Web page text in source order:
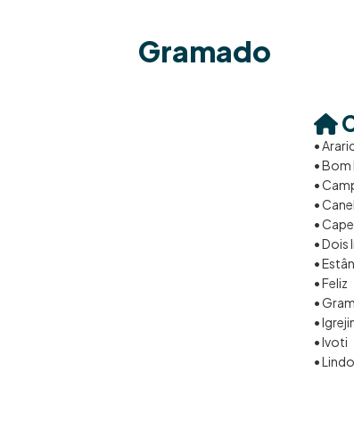
Gramado
•
•
•
•
•
• Dois
•
• Feliz
•
•
• Ivoti
•